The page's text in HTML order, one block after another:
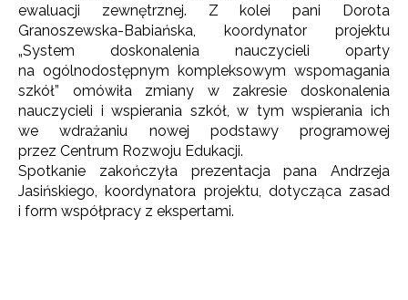
ewaluacji zewnętrznej. Z kolei pani Dorota
Granoszewska-Babiańska, koordynator projektu
„System doskonalenia nauczycieli oparty
na ogólnodostępnym kompleksowym wspomagania
szkół” omówiła zmiany w zakresie doskonalenia
nauczycieli i wspierania szkół, w tym wspierania ich
we wdrażaniu nowej podstawy programowej
przez Centrum Rozwoju Edukacji.
Spotkanie zakończyła prezentacja pana Andrzeja
Jasińskiego, koordynatora projektu, dotycząca zasad
i form współpracy z ekspertami.